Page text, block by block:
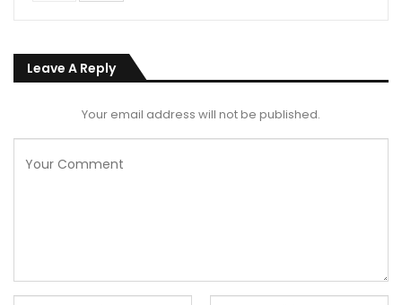
Leave A Reply
Your email address will not be published.